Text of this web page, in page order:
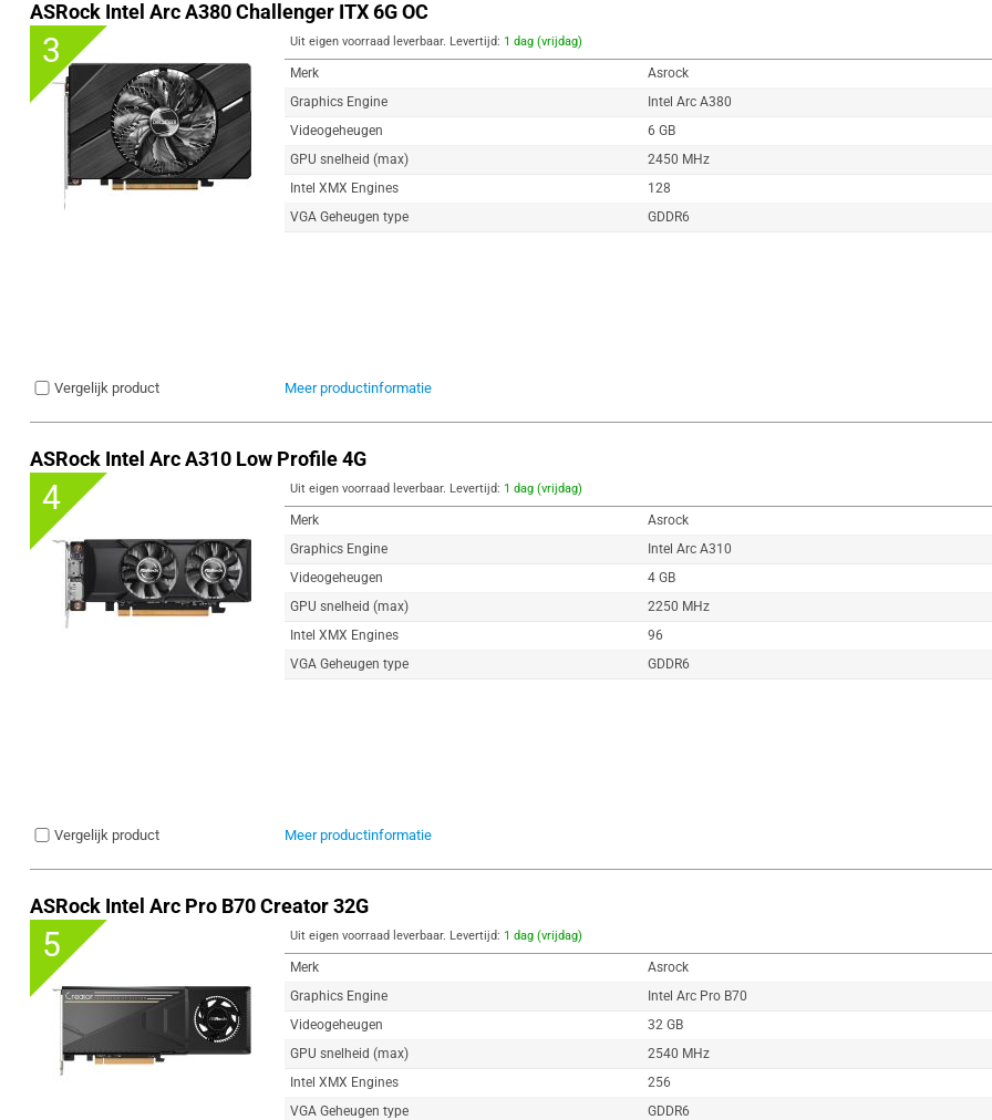
ASRock Intel Arc A380 Challenger ITX 6G OC
3 Uit eigen voorraad leverbaar. Levertijd: 1 dag (vrijdag)
Merk
Asrock
Graphics Engine
Intel Arc A380
Videogeheugen
6 GB
GPU snelheid (max)
2450 MHz
Intel XMX Engines
128
VGA Geheugen type
GDDR6
Vergelijk product Meer productinformatie
ASRock Intel Arc A310 Low Profile 4G
4 Uit eigen voorraad leverbaar. Levertijd: 1 dag (vrijdag)
Merk
Asrock
Graphics Engine
Intel Arc A310
Videogeheugen
4 GB
GPU snelheid (max)
2250 MHz
Intel XMX Engines
96
VGA Geheugen type
GDDR6
Vergelijk product Meer productinformatie
ASRock Intel Arc Pro B70 Creator 32G
5 Uit eigen voorraad leverbaar. Levertijd: 1 dag (vrijdag)
Merk
Asrock
Graphics Engine
Intel Arc Pro B70
Videogeheugen
32 GB
GPU snelheid (max)
2540 MHz
Intel XMX Engines
256
VGA Geheugen type
GDDR6